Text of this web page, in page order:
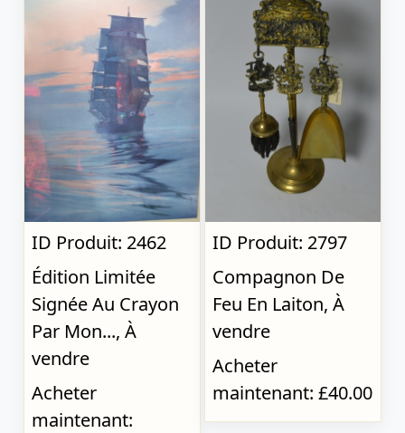
ID Produit: 2462
Édition Limitée
Signée Au Crayon
Par Mon..., À
vendre
Acheter
maintenant:
ID Produit: 2797
Compagnon De
Feu En Laiton, À
vendre
Acheter
maintenant: £40.00